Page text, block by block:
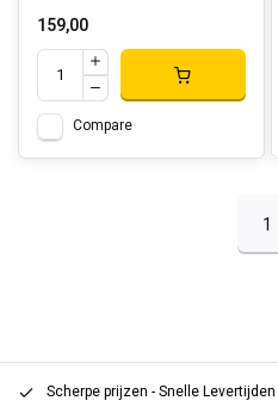
159,00
Compare
1
Scherpe prijzen - Snelle Levertijden